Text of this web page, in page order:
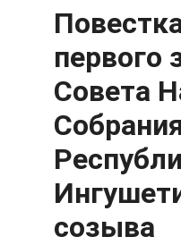
первого
Совета
созыва